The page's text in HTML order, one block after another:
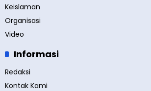
Keislaman
Organisasi
Video
Informasi
Redaksi
Kontak Kami